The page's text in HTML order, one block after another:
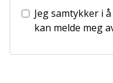
Jeg samtykker i
kan melde meg